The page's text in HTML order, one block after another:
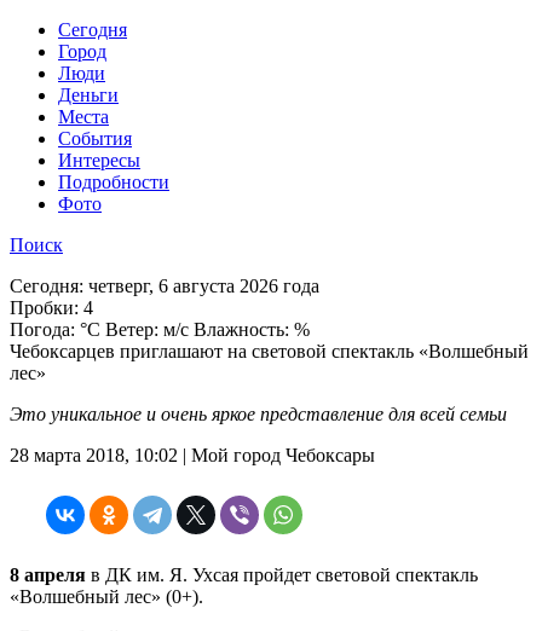
Cегодня
Город
Люди
Деньги
Места
События
Интересы
Подробности
Фото
Поиск
Сегодня: четверг, 6 августа 2026 года
Пробки: 4
Погода: °C Ветер: м/с Влажность: %
Чебоксарцев приглашают на световой спектакль «Волшебный
лес»
Это уникальное и очень яркое представление для всей семьи
28 марта 2018, 10:02 | Мой город Чебоксары
8 апреля в ДК им. Я. Ухсая пройдет световой спектакль
«Волшебный лес» (0+).